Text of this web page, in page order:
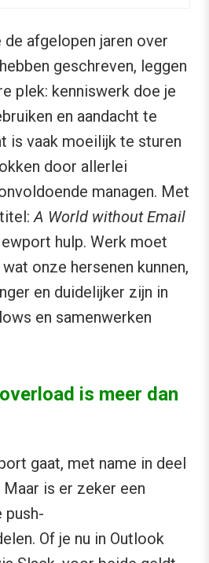
de afgelopen jaren over
geschreven, leggen
plek: kenniswerk doe je
en aandacht te
is vaak moeilijk te sturen
door allerlei
managen. Met
titel:A World without Email
hulp. Werk moet
onze hersenen kunnen,
en duidelijker zijn in
en samenwerken
is meer dan
gaat, met name in deel
is er zeker een
push-
Of je nu in Outlook